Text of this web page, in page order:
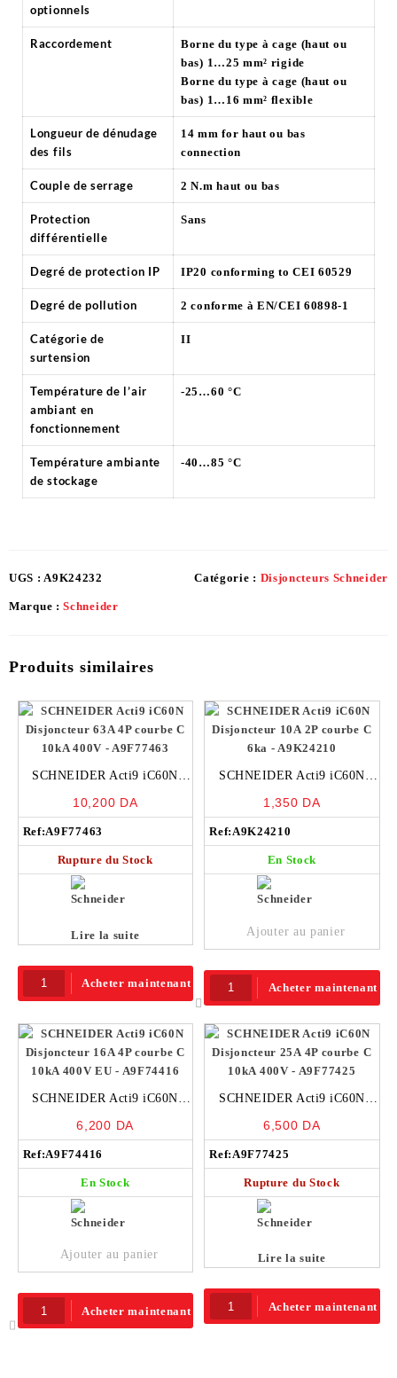
optionnels
Raccordement
Borne du type à cage (haut ou
bas) 1…25 mm² rigide
Borne du type à cage (haut ou
bas) 1…16 mm² flexible
Longueur de dénudage
des fils
14 mm for haut ou bas
connection
Couple de serrage 2 N.m haut ou bas
Protection
différentielle
Sans
Degré de protection IP IP20 conforming to CEI 60529
Degré de pollution 2 conforme à EN/CEI 60898-1
Catégorie de
surtension
II
Température de l’air
ambiant en
fonctionnement
-25…60 °C
Température ambiante
de stockage
-40…85 °C
UGS :A9K24232 Catégorie : Disjoncteurs Schneider
Marque :Schneider
Produits similaires
SCHNEIDER Acti9 iC60N
10kA 400V – A9F77463
10,200 DA
Ref:A9F77463
Rupture du Stock
Lire la suite
Acheter maintenant
SCHNEIDER Acti9 iC60N
6ka – A9K24210
1,350 DA
Ref: A9K24210
En Stock
Ajouter au panier
Acheter maintenant
SCHNEIDER Acti9 iC60N
10kA 400V EU – A9F74416
6,200 DA
Ref:A9F74416
En Stock
Ajouter au panier
Acheter maintenant
SCHNEIDER Acti9 iC60N
10kA 400V – A9F77425
6,500 DA
Ref:A9F77425
Rupture du Stock
Lire la suite
Acheter maintenant